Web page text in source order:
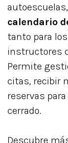
autoescuelas,
calendario
tanto para
instructores
Permite
citas, recibir
reservas
cerrado.
Descubre